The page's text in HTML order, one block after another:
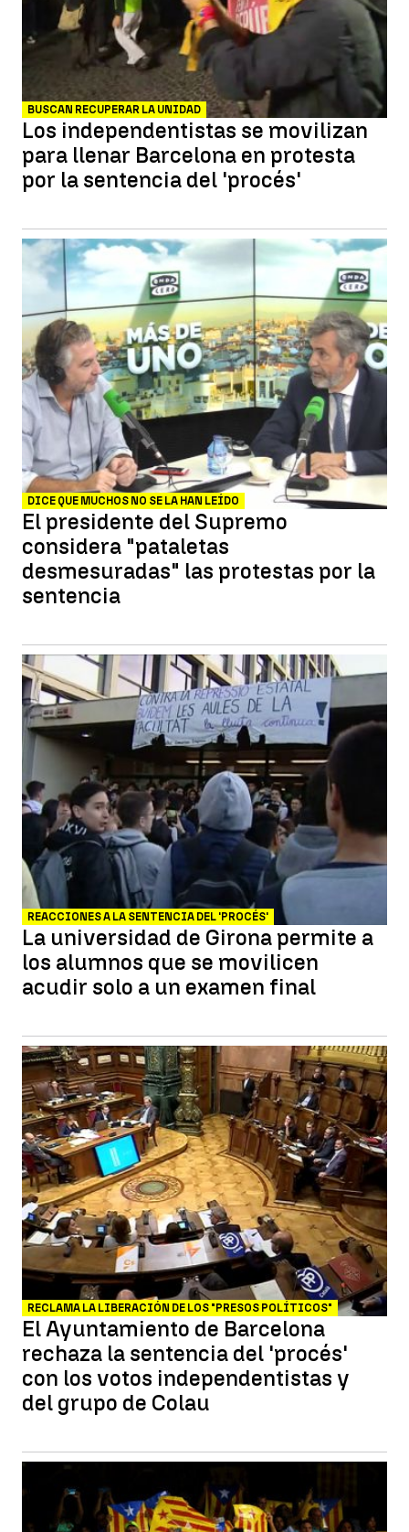
BUSCAN RECUPERAR LA UNIDAD
Los independentistas se movilizan
para llenar Barcelona en protesta
por la sentencia del 'procés'
DICE QUE MUCHOS NO SE LA HAN LEÍDO
El presidente del Supremo
considera "pataletas
desmesuradas" las protestas por la
sentencia
REACCIONES A LA SENTENCIA DEL 'PROCÉS'
La universidad de Girona permite a
los alumnos que se movilicen
acudir solo a un examen final
RECLAMA LA LIBERACIÓN DE LOS "PRESOS POLÍTICOS"
El Ayuntamiento de Barcelona
rechaza la sentencia del 'procés'
con los votos independentistas y
del grupo de Colau